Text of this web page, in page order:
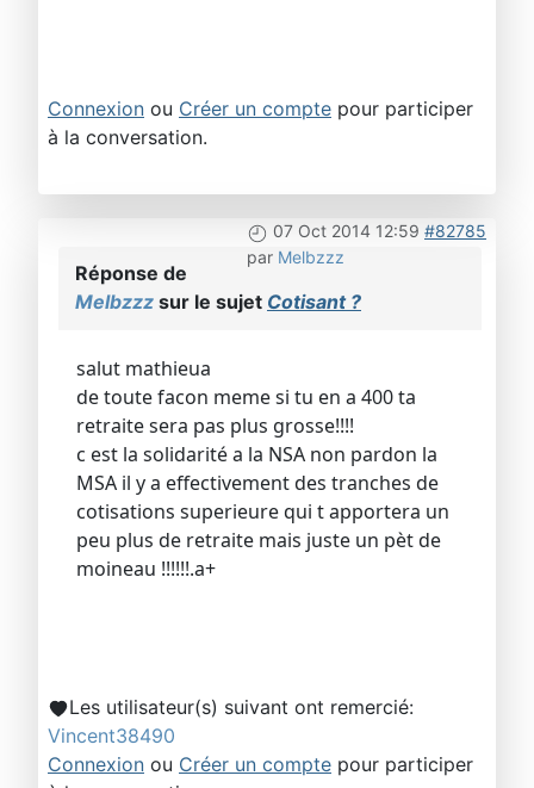
Connexion ou Créer un compte pour participer
à la conversation.
07 Oct 2014 12:59 #82785
par Melbzzz
Réponse de
Melbzzz sur le sujet Cotisant ?
salut mathieua
de toute facon meme si tu en a 400 ta
retraite sera pas plus grosse!!!!
c est la solidarité a la NSA non pardon la
MSA il y a effectivement des tranches de
cotisations superieure qui t apportera un
peu plus de retraite mais juste un pèt de
moineau !!!!!!.a+
Les utilisateur(s) suivant ont remercié:
Vincent38490
Connexion ou Créer un compte pour participer